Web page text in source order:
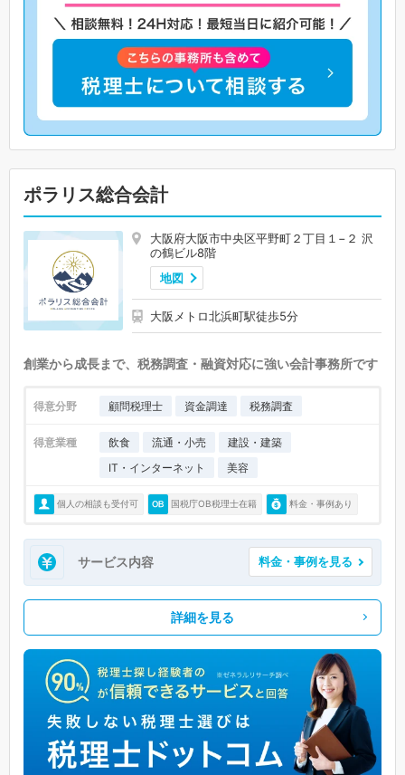
ポラリス総合会計
大阪府大阪市中央区平野町２丁目１−２ 沢
の鶴ビル8階
地図
大阪メトロ北浜町駅徒歩5分
創業から成長まで、税務調査・融資対応に強い会計事務所です
得意分野 顧問税理士 資金調達 税務調査
得意業種 飲食 流通・小売
建設・建築
IT・インターネット
美容
個人の相談も受付可 国税庁OB税理士在籍 料金・事例あり
サービス内容 料金・事例を見る
詳細を見る